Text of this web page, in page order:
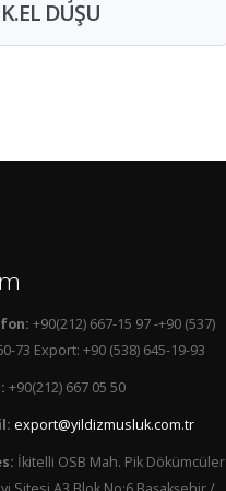
DUŞU
+90(212) 667-15 97 -+90 (537)
73 Export: +90 (538) 645-19-93
+90(212) 667 05 50
export@yildizmusluk.com.tr
İkitelli OSB Mah. Pik Dökümcüler